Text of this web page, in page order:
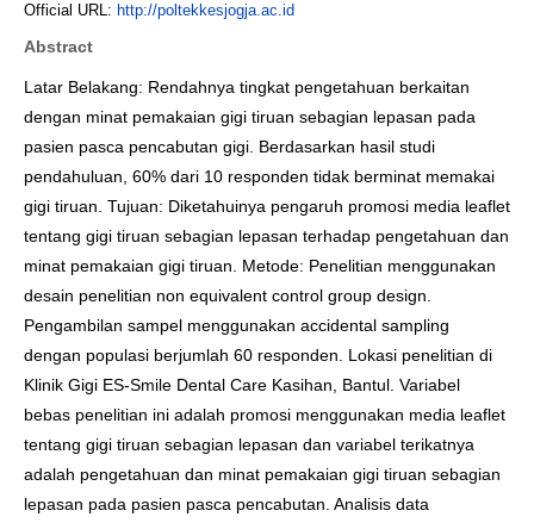
Official URL: http://poltekkesjogja.ac.id
Abstract
Latar Belakang: Rendahnya tingkat pengetahuan berkaitan
dengan minat pemakaian gigi tiruan sebagian lepasan pada
pasien pasca pencabutan gigi. Berdasarkan hasil studi
pendahuluan, 60% dari 10 responden tidak berminat memakai
gigi tiruan. Tujuan: Diketahuinya pengaruh promosi media leaflet
tentang gigi tiruan sebagian lepasan terhadap pengetahuan dan
minat pemakaian gigi tiruan. Metode: Penelitian menggunakan
desain penelitian non equivalent control group design.
Pengambilan sampel menggunakan accidental sampling
dengan populasi berjumlah 60 responden. Lokasi penelitian di
Klinik Gigi ES-Smile Dental Care Kasihan, Bantul. Variabel
bebas penelitian ini adalah promosi menggunakan media leaflet
tentang gigi tiruan sebagian lepasan dan variabel terikatnya
adalah pengetahuan dan minat pemakaian gigi tiruan sebagian
lepasan pada pasien pasca pencabutan. Analisis data